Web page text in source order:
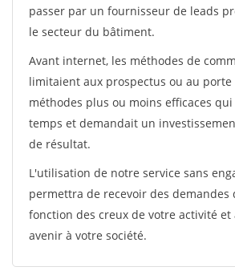
passer par un fournisseur de leads
le secteur du bâtiment.
Avant internet, les méthodes de
limitaient aux prospectus ou au porte
méthodes plus ou moins efficaces
temps et demandait un
de résultat.
L'utilisation de notre service sans
permettra de recevoir des demandes
fonction des creux de votre activité
avenir à votre société.